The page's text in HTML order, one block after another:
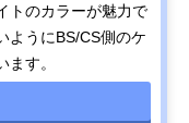
トのカラーが魅力で
ようにBS/CS側のケ
す。